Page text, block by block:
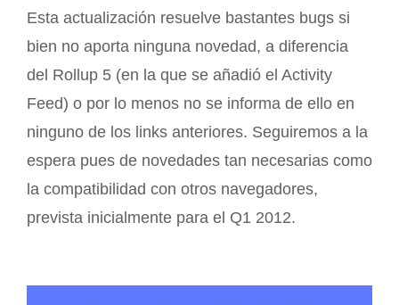
Esta actualización resuelve bastantes bugs si
bien no aporta ninguna novedad, a diferencia
del Rollup 5 (en la que se añadió el Activity
Feed) o por lo menos no se informa de ello en
ninguno de los links anteriores. Seguiremos a la
espera pues de novedades tan necesarias como
la compatibilidad con otros navegadores,
prevista inicialmente para el Q1 2012.